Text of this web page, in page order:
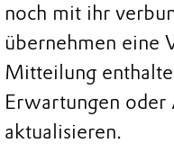
noch mit ihr
übernehmen eine
Mitteilung
Erwartungen oder
aktualisieren.